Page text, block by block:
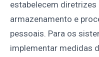
estabelecem
armazenamento e
pessoais. Para os
implementar medidas